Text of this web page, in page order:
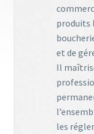
produits
et de
Il
les